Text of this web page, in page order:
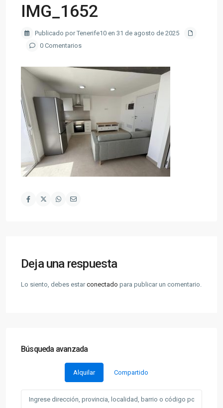
IMG_1652
Publicado por Tenerife10 en 31 de agosto de 2025
0 Comentarios
Deja una respuesta
Lo siento, debes estarconectado para publicar un comentario.
Búsqueda avanzada
Alquilar Compartido